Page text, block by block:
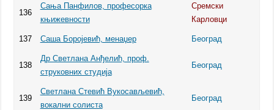
136
Сања Панфилов, професорка
књижевности
Сремски
Карловци
137 Саша Боројевић, менаџер Београд
138
Др Светлана Анђелић, проф.
струковних студија
Београд
139
Светлана Стевић Вукосављевић,
вокални солиста
Београд